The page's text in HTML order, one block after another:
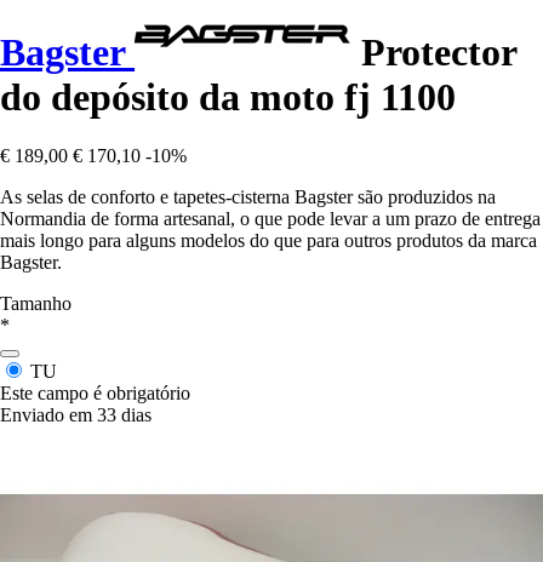
Bagster
Protector
do depósito da moto fj 1100
€ 189,00 € 170,10 -10%
As selas de conforto e tapetes-cisterna Bagster são produzidos na
Normandia de forma artesanal, o que pode levar a um prazo de entrega
mais longo para alguns modelos do que para outros produtos da marca
Bagster.
Tamanho
*
TU
Este campo é obrigatório
Enviado em 33 dias